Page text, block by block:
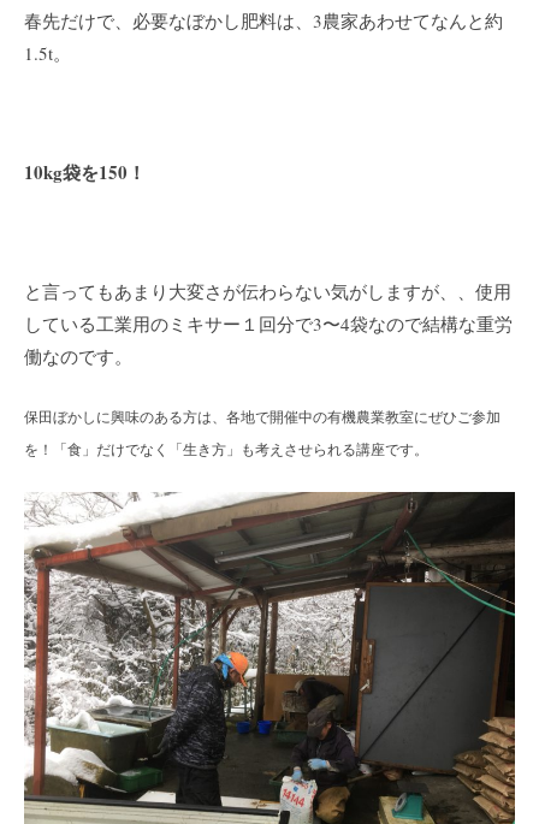
春先だけで、必要なぼかし肥料は、3農家あわせてなんと約
1.5t。
10kg袋を150！
と言ってもあまり大変さが伝わらない気がしますが、、使用
している工業用のミキサー１回分で3〜4袋なので結構な重労
働なのです。
保田ぼかしに興味のある方は、各地で開催中の有機農業教室にぜひご参加
を！「食」だけでなく「生き方」も考えさせられる講座です。